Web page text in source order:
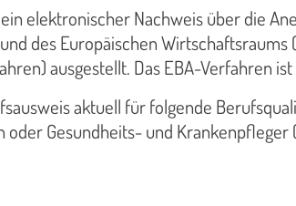
elektronischer Nachweis über die
des Europäischen
ausgestellt. Das EBA-Verfahren
aktuell für folgende
oder Gesundheits- und